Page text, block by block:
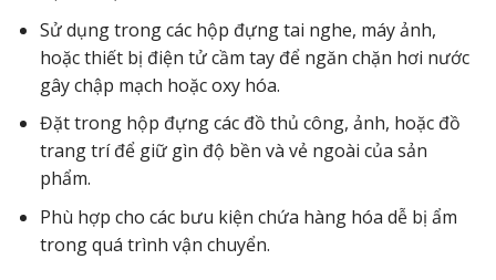
Sử dụng trong các hộp đựng tai nghe, máy ảnh,
hoặc thiết bị điện tử cầm tay để ngăn chặn hơi nước
gây chập mạch hoặc oxy hóa.
Đặt trong hộp đựng các đồ thủ công, ảnh, hoặc đồ
trang trí để giữ gìn độ bền và vẻ ngoài của sản
phẩm.
Phù hợp cho các bưu kiện chứa hàng hóa dễ bị ẩm
trong quá trình vận chuyển.